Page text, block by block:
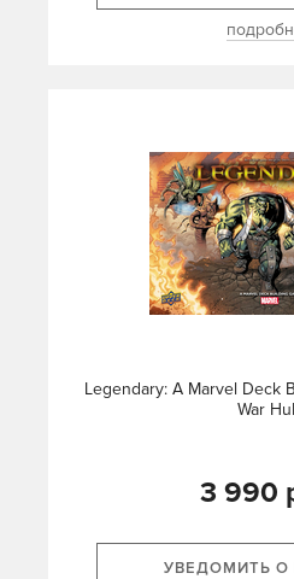
Legendary: A Marvel Deck
War
3 990
УВЕДОМИТЬ О